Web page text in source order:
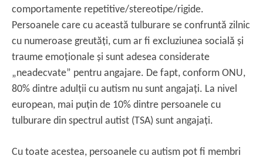
comportamente repetitive/stereotipe/rigide.
Persoanele care cu această tulburare se confruntă zilnic
cu numeroase greutăți, cum ar fi excluziunea socială și
traume emoționale și sunt adesea considerate
„neadecvate” pentru angajare. De fapt, conform ONU,
80% dintre adulții cu autism nu sunt angajați. La nivel
european, mai puțin de 10% dintre persoanele cu
tulburare din spectrul autist (TSA) sunt angajați.
Cu toate acestea, persoanele cu autism pot fi membri